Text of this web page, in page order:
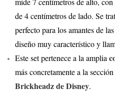
de 4 centímetros de lado. Se
perfecto para los amantes de
diseño muy característico y
Este set pertenece a la amplia
más concretamente a la
Brickheadz de Disney.